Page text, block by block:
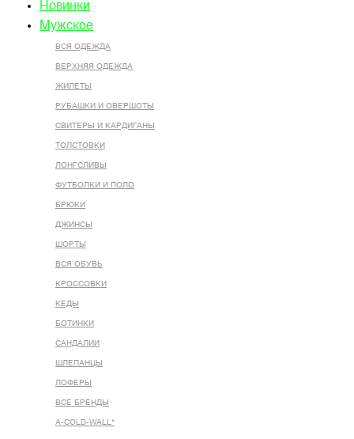
Новинки
Мужское
ВСЯ ОДЕЖДА
ВЕРХНЯЯ ОДЕЖДА
ЖИЛЕТЫ
РУБАШКИ И ОВЕРШОТЫ
СВИТЕРЫ И КАРДИГАНЫ
ТОЛСТОВКИ
ЛОНГСЛИВЫ
ФУТБОЛКИ И ПОЛО
БРЮКИ
ДЖИНСЫ
ШОРТЫ
ВСЯ ОБУВЬ
КРОССОВКИ
КЕДЫ
БОТИНКИ
САНДАЛИИ
ШЛЕПАНЦЫ
ЛОФЕРЫ
ВСЕ БРЕНДЫ
A-COLD-WALL*